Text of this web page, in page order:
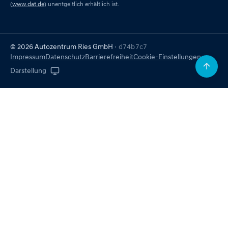
(www.dat.de) unentgeltlich erhältlich ist.
© 2026 Autozentrum Ries GmbH · d74b7c7
ImpressumDatenschutzBarrierefreiheitCookie-Einstellungen
Darstellung